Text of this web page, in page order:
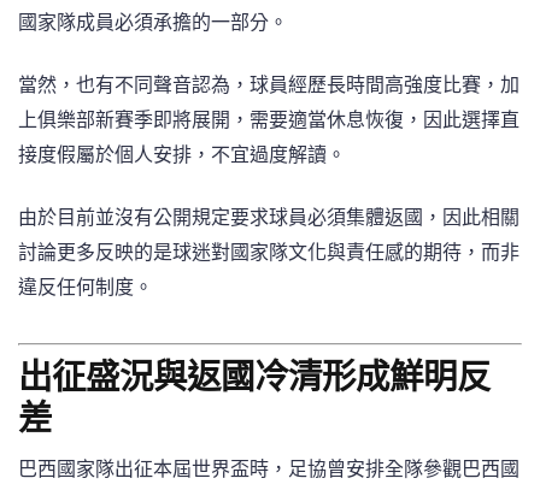
國家隊成員必須承擔的一部分。
當然，也有不同聲音認為，球員經歷長時間高強度比賽，加
上俱樂部新賽季即將展開，需要適當休息恢復，因此選擇直
接度假屬於個人安排，不宜過度解讀。
由於目前並沒有公開規定要求球員必須集體返國，因此相關
討論更多反映的是球迷對國家隊文化與責任感的期待，而非
違反任何制度。
出征盛況與返國冷清形成鮮明反
差
巴西國家隊出征本屆世界盃時，足協曾安排全隊參觀巴西國